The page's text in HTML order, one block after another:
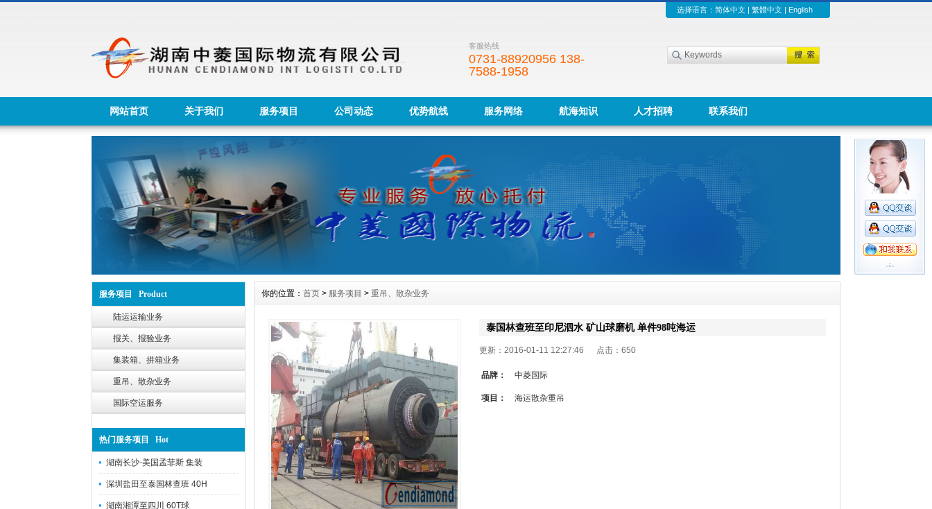
选择语言： 简体中文| 繁體中文| English
客服热线
0731-88920956 138-
7588-1958
网站首页 关于我们 服务项目 公司动态 优势航线 服务网络 航海知识 人才招聘 联系我们
服务项目 Product
陆运运输业务
报关、报验业务
集装箱、拼箱业务
重吊、散杂业务
国际空运服务
热门服务项目 Hot
湖南长沙-美国孟菲斯 集装
深圳盐田至泰国林查班 40H
湖南湘潭至四川 60T球
你的位置： 首页 > 服务项目 > 重吊、散杂业务
泰国林查班至印尼泗水 矿山球磨机 单件98吨海运
更新：2016-01-11 12:27:46 点击： 650
品牌： 中菱国际
项目： 海运散杂重吊